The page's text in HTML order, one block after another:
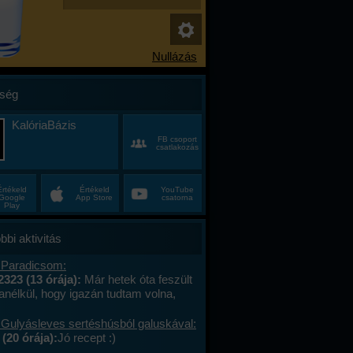
KalóriaBázis
FB csoport
csatlakozás
Play
Értékeld
App Store
YouTube
csatorna
aktivitás
(13 órája): Már hetek óta feszült
hogy igazán tudtam volna,
éveim közepén egyszer csak
minden, ami régen izgalmas
sertéshúsból galuskával:
órája):Jó recept :)